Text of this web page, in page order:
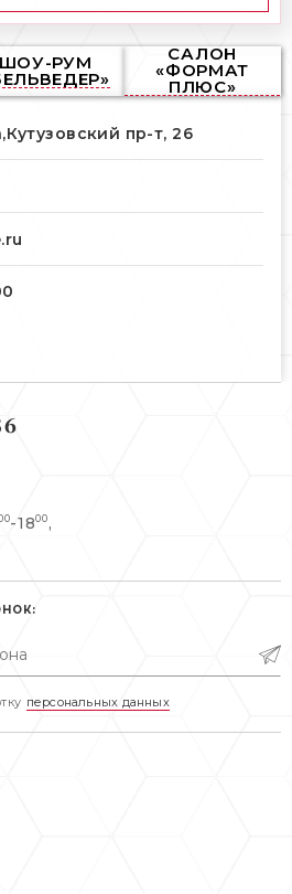
ШОУ-РУМ САЛОН
«ФОРМАТ
ПЛЮС»
Кутузовский пр-т, 26
Кутузовский пр-т, 26
-1800 ,
персональных данных